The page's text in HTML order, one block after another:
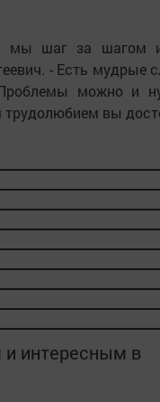
мы шаг за шагом
- Есть мудрые
можно и
трудолюбием вы
интересным в